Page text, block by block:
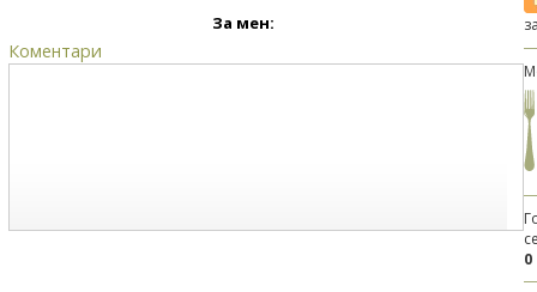
За мен:
Коментари
0